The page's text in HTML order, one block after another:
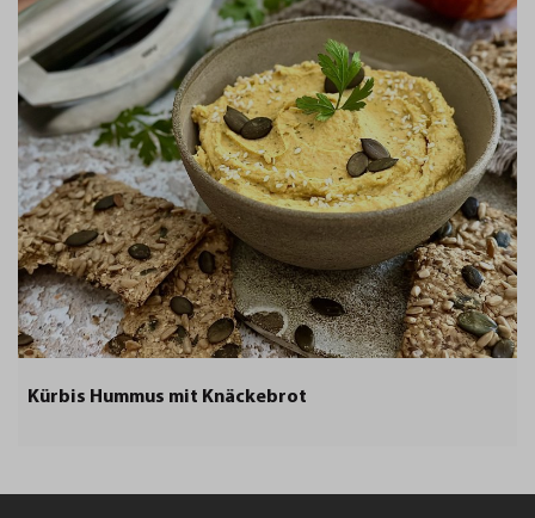
Kürbis Hummus mit Knäckebrot